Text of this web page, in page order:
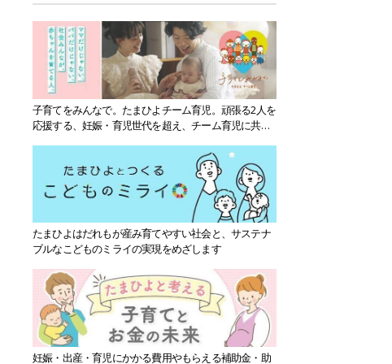
子育てをみんなで。たまひよチーム育児。頑張る2人を
応援する、妊娠・育児世代を超え、チーム育児に共感
たまひよはだれもが産み育てやすい社会と、サステナ
ブルなこどものミライの実現をめざします
妊娠・出産・育児にかかる費用やもらえる補助金・助